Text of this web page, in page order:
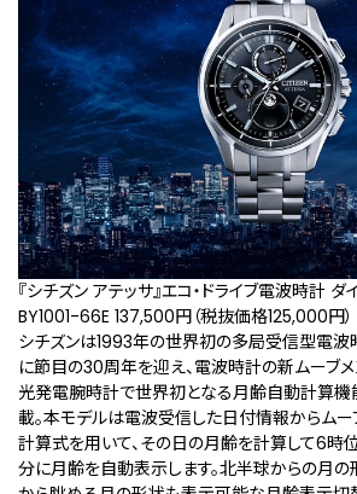
『シチズン アテッサ』エコ・ドライブ電波時計 ダ
BY1001-66E 137,500円（税抜価格125,000円）
シチズンは1993年の世界初の多局受信型電
に節目の30周年を迎え、電波時計の新ムーブ
光発電腕時計で世界初となる月齢自動計算機
載。本モデルは電波受信した日付情報からム
計算式を用いて、その日の月齢を計算して6時
分に月齢を自動表示します。北半球からの月の